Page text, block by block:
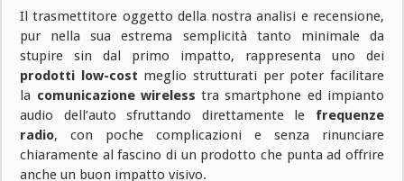
Il trasmettitore oggetto della nostra analisi e recensione,
pur nella sua estrema semplicità tanto minimale da
stupire sin dal primo impatto, rappresenta uno dei
prodotti low-cost meglio strutturati per poter facilitare
la comunicazione wireless tra smartphone ed impianto
audio dell’auto sfruttando direttamente le frequenze
radio, con poche complicazioni e senza rinunciare
chiaramente al fascino di un prodotto che punta ad offrire
anche un buon impatto visivo.